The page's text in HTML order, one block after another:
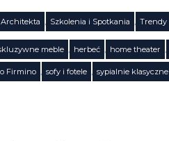
Architekta , Szkolenia i Spotkania , Trendy
meble , herbeć , home theater ,
Firmino , sofy i fotele , sypialnie klasyczne